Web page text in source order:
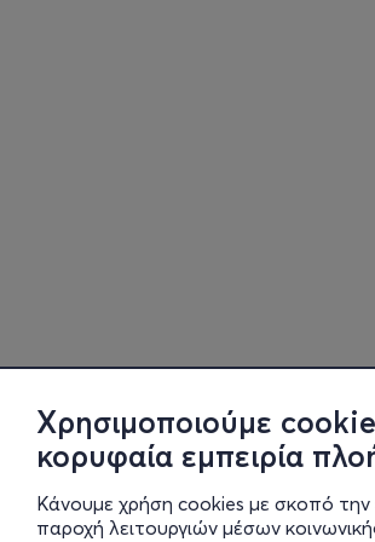
Χρησιμοποιούμε
κορυφαία εμπειρία
Κάνουμε χρήση cookies με σκοπό την
παροχή λειτουργιών μέσων